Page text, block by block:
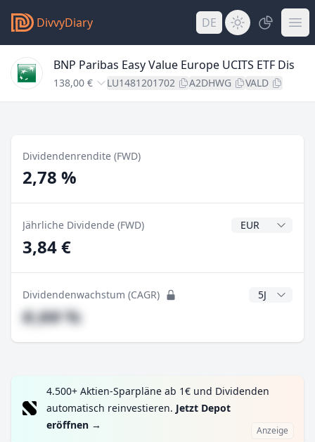
DivvyDiary DE
BNP Paribas Easy Value Europe UCITS ETF Dis
138,00 € LU1481201702 A2DHWG VALD
Dividendenrendite (FWD)
2,78 %
Jährliche Dividende (FWD)
3,84 €
Dividendenwachstum (CAGR) CAGR Jahre
#,## %
4.500+ Aktien-Sparpläne ab 1€ und Dividenden
automatisch reinvestieren. Jetzt Depot
eröffnen → Anzeige